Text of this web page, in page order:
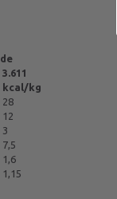
3.611
kcal/kg
28
12
3
7,5
1,6
1,15